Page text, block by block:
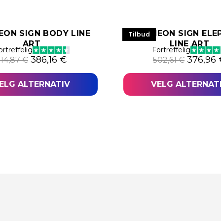
€. €.
SIGN BODY LINE
ART
€ Opprinnelig pris var: 514,87 €.
386,16 € Nåværende pris er: 386,16 €.
ALTERNATIV
Tilbud
LED NEON SIGN
LINE ART
Fortreffelig
502,61€ 376,96
VELG